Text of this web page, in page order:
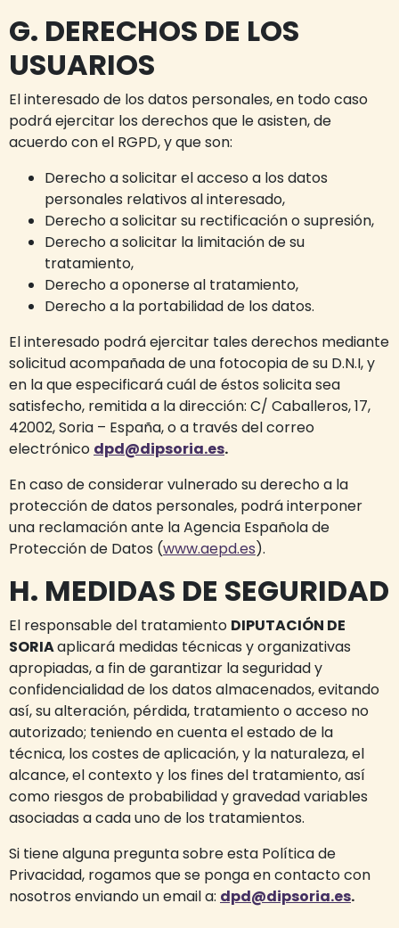
G. DERECHOS DE LOS
USUARIOS
El interesado de los datos personales, en todo caso
podrá ejercitar los derechos que le asisten, de
acuerdo con el RGPD, y que son:
Derecho a solicitar el acceso a los datos
personales relativos al interesado,
Derecho a solicitar su rectificación o supresión,
Derecho a solicitar la limitación de su
tratamiento,
Derecho a oponerse al tratamiento,
Derecho a la portabilidad de los datos.
El interesado podrá ejercitar tales derechos mediante
solicitud acompañada de una fotocopia de su D.N.I, y
en la que especificará cuál de éstos solicita sea
satisfecho, remitida a la dirección: C/ Caballeros, 17,
42002, Soria – España, o a través del correo
electrónico dpd@dipsoria.es.
En caso de considerar vulnerado su derecho a la
protección de datos personales, podrá interponer
una reclamación ante la Agencia Española de
Protección de Datos (www.aepd.es).
H. MEDIDAS DE SEGURIDAD
El responsable del tratamiento DIPUTACIÓN DE
SORIAaplicará medidas técnicas y organizativas
apropiadas, a fin de garantizar la seguridad y
confidencialidad de los datos almacenados, evitando
así, su alteración, pérdida, tratamiento o acceso no
autorizado; teniendo en cuenta el estado de la
técnica, los costes de aplicación, y la naturaleza, el
alcance, el contexto y los fines del tratamiento, así
como riesgos de probabilidad y gravedad variables
asociadas a cada uno de los tratamientos.
Si tiene alguna pregunta sobre esta Política de
Privacidad, rogamos que se ponga en contacto con
nosotros enviando un email a: dpd@dipsoria.es.